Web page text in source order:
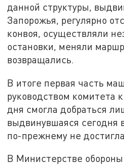
данной структуры,
Запорожья, регулярно
конвоя, осуществляли
остановки, меняли
возвращались.
В итоге первая часть
руководством комитета
дня смогла добраться
выдвинувшаяся сегодня
по-прежнему не
В Министерстве